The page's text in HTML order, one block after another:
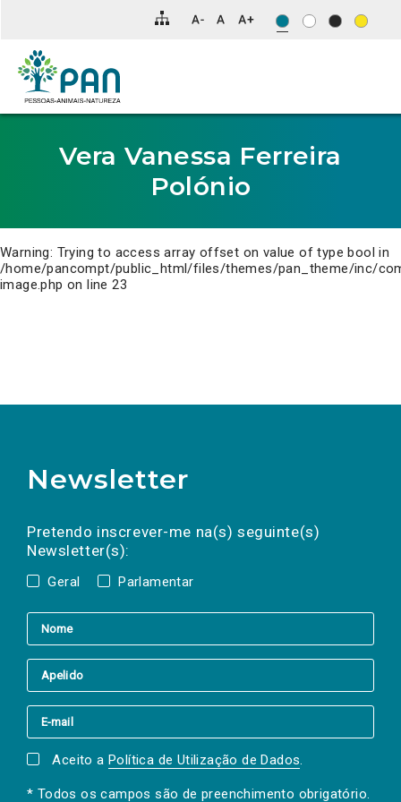
para
conteúdo
principal
da
Vera Vanessa Ferreira
Polónio
Warning: Trying to access array offset on value of type bool in
/home/pancompt/public_html/files/themes/pan_theme/inc/
image.php on line23
Newsletter
Pretendo inscrever-me na(s) seguinte(s)
Newsletter(s):
Geral Parlamentar
a(s) newsletter(s).
mail
Aceito a Política de Utilização de Dados.
* Todos os campos são de preenchimento obrigatório.